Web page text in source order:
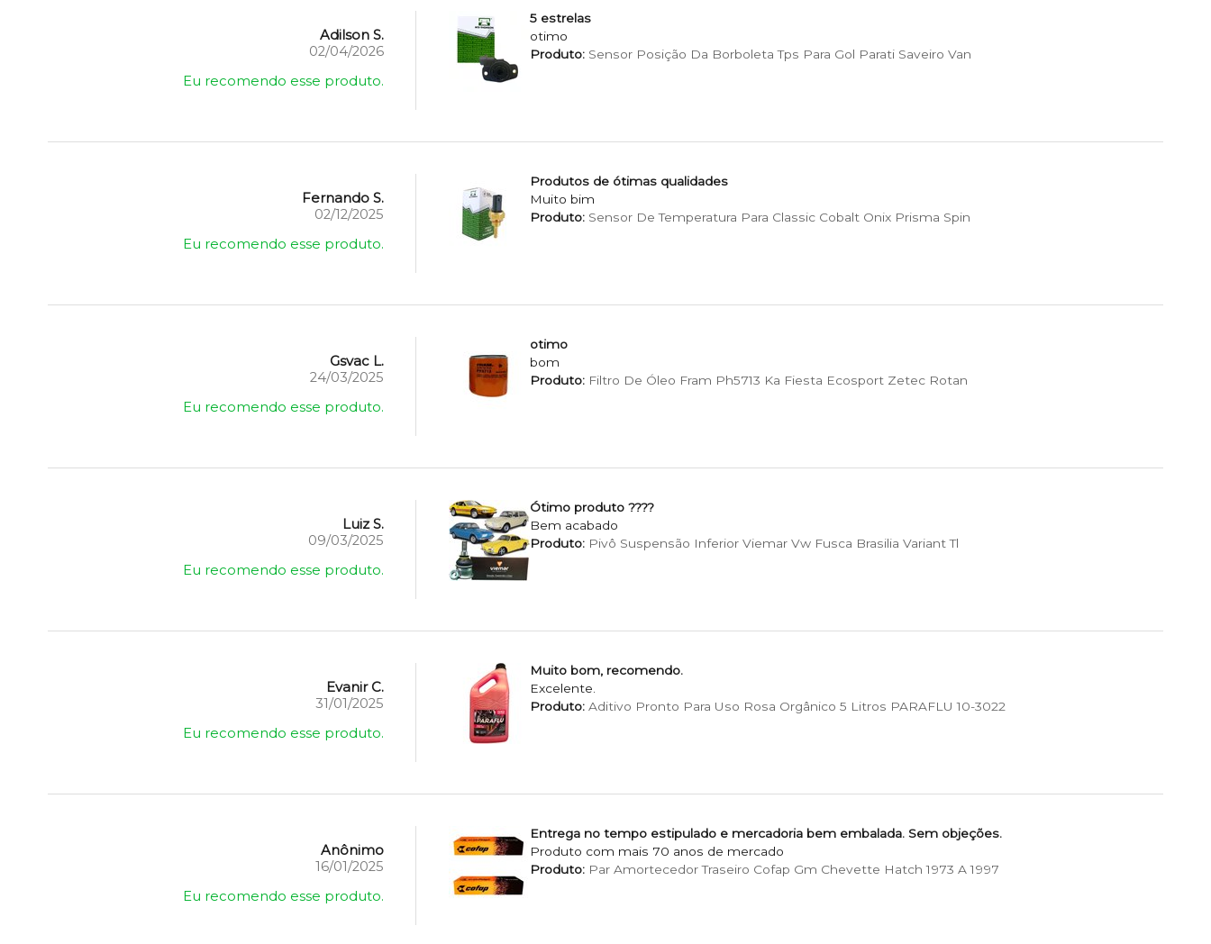
Adilson S.
02/04/2026
Eu recomendo esse produto.
5 estrelas
otimo
Produto:Sensor Posição Da Borboleta Tps Para Gol Parati Saveiro Van
Fernando S.
02/12/2025
Eu recomendo esse produto.
Produtos de ótimas qualidades
Muito bim
Produto:Sensor De Temperatura Para Classic Cobalt Onix Prisma Spin
Gsvac L.
24/03/2025
Eu recomendo esse produto.
otimo
bom
Produto:Filtro De Óleo Fram Ph5713 Ka Fiesta Ecosport Zetec Rotan
Luiz S.
09/03/2025
Eu recomendo esse produto.
Ótimo produto ????
Bem acabado
Produto:Pivô Suspensão Inferior Viemar Vw Fusca Brasilia Variant Tl
Evanir C.
31/01/2025
Eu recomendo esse produto.
Muito bom, recomendo.
Excelente.
Produto:Aditivo Pronto Para Uso Rosa Orgânico 5 Litros PARAFLU 10-3022
Anônimo
16/01/2025
Eu recomendo esse produto.
Entrega no tempo estipulado e mercadoria bem embalada. Sem objeções.
Produto com mais 70 anos de mercado
Produto:Par Amortecedor Traseiro Cofap Gm Chevette Hatch 1973 A 1997